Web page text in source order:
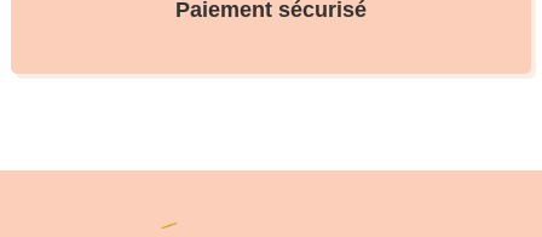
Paiement sécurisé